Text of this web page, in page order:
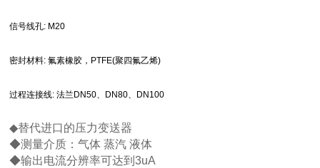
信号线孔: M20
密封材料: 氟素橡胶，PTFE(聚四氟乙烯)
过程连接线: 法兰DN50、DN80、DN100
◆替代进口的压力变送器
◆测量介质：气体 蒸汽 液体
◆输出电流分辨率可达到3uA